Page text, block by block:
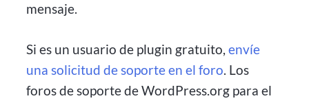
mensaje.
Si es un usuario de plugin gratuito,envíe
una solicitud de soporte en el foro. Los
foros de soporte de WordPress.org para el